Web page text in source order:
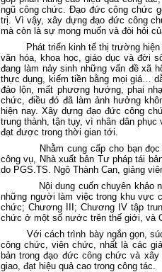
ngũ công chức. Đạo đức công chức
trị. Vì vậy, xây dựng đạo đức công
mà còn là sự mong muốn và đòi hỏi
Phát triển kinh tế thị trường
văn hóa, khoa học, giáo dục và đời
đang làm nảy sinh những vấn đề xã
thực dụng, kiếm tiền bằng mọi giá…
đảo lộn, mất phương hướng, phai
chức, điều đó đã làm ảnh hưởng
hiện nay. Xây dựng đạo đức công
trung thành, tận tụy, vì nhân dân
đạt được trong thời gian tới.
Nhằm cung cấp cho bạn
công vụ, Nhà xuất bản Tư pháp tái
do PGS.TS. Ngô Thành Can, giảng
Nội dung cuốn chuyên
những người làm việc trong khu vực
chức; Chương III; Chương IV tập
chức ở một số nước trên thế giới, và
Với cách trình bày ngắn gọn,
công chức, viên chức, nhất là các
bản trong đạo đức công chức và
giao, đạt hiệu quả cao trong công tác.